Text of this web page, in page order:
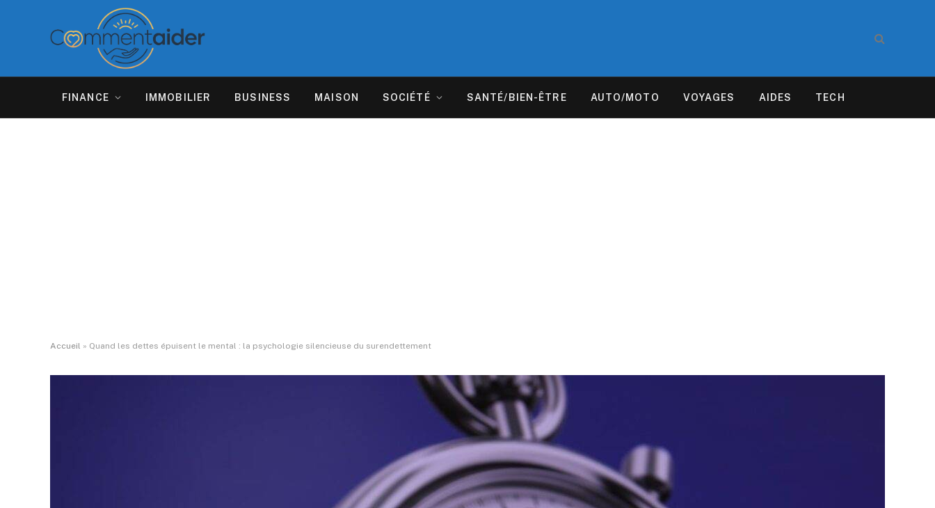
FINANCE IMMOBILIER BUSINESS MAISON SOCIÉTÉ SANTÉ/BIEN-ÊTRE AUTO/MOTO VOYAGES AIDES TECH
Accueil » Quand les dettes épuisent le mental : la psychologie silencieuse du surendettement